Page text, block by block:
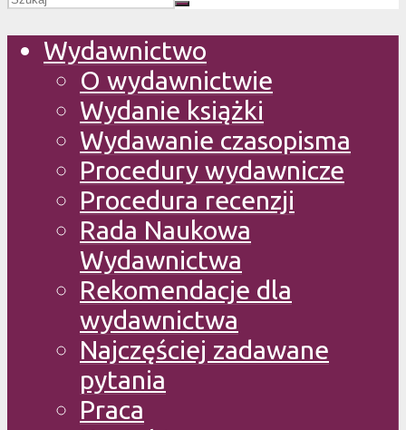
Wydawnictwo
O wydawnictwie
Wydanie książki
Wydawanie czasopisma
Procedury wydawnicze
Procedura recenzji
Rada Naukowa
Wydawnictwa
Rekomendacje dla
wydawnictwa
Najczęściej zadawane
pytania
Praca